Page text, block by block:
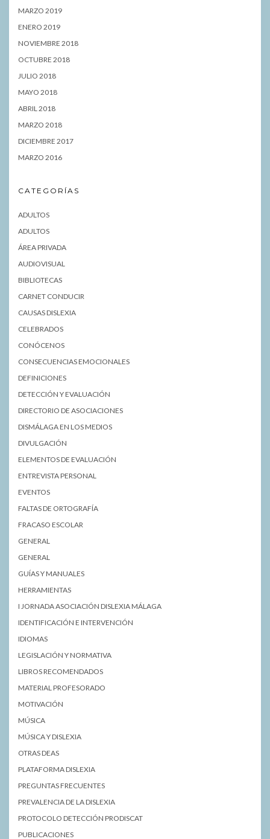
MARZO 2019
ENERO 2019
NOVIEMBRE 2018
OCTUBRE 2018
JULIO 2018
MAYO 2018
ABRIL 2018
MARZO 2018
DICIEMBRE 2017
MARZO 2016
CATEGORÍAS
ADULTOS
ADULTOS
ÁREA PRIVADA
AUDIOVISUAL
BIBLIOTECAS
CARNET CONDUCIR
CAUSAS DISLEXIA
CELEBRADOS
CONÓCENOS
CONSECUENCIAS EMOCIONALES
DEFINICIONES
DETECCIÓN Y EVALUACIÓN
DIRECTORIO DE ASOCIACIONES
DISMÁLAGA EN LOS MEDIOS
DIVULGACIÓN
ELEMENTOS DE EVALUACIÓN
ENTREVISTA PERSONAL
EVENTOS
FALTAS DE ORTOGRAFÍA
FRACASO ESCOLAR
GENERAL
GENERAL
GUÍAS Y MANUALES
HERRAMIENTAS
I JORNADA ASOCIACIÓN DISLEXIA MÁLAGA
IDENTIFICACIÓN E INTERVENCIÓN
IDIOMAS
LEGISLACIÓN Y NORMATIVA
LIBROS RECOMENDADOS
MATERIAL PROFESORADO
MOTIVACIÓN
MÚSICA
MÚSICA Y DISLEXIA
OTRAS DEAS
PLATAFORMA DISLEXIA
PREGUNTAS FRECUENTES
PREVALENCIA DE LA DISLEXIA
PROTOCOLO DETECCIÓN PRODISCAT
PUBLICACIONES